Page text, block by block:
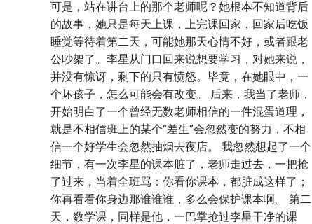
可是，站在讲台上的那个老师呢？她根本不知道背后
的故事，她只是每天上课，上完课回家，回家后吃饭
睡觉等待着第二天，可能她那天心情不好，或者跟老
公吵架了。李星从门口回来说想要学习，对她来说，
并没有惊讶，剩下的只有愤怒。毕竟，在她眼中，一
个坏孩子，怎么可能会有改变。 后来，我当了老师，
开始明白了一个曾经无数老师相信的一件混蛋道理，
就是不相信班上的某个“差生”会忽然变的努力，不相
信一个好学生会忽然抽烟去夜店。 我忽然想起了一个
细节，有一次李星的课本脏了，老师走过去，一把抢
了过来，当着全班骂：你看你课本，都脏成这样了；
你再看看你身边那谁谁谁，多么会保护课本啊。 第二
天，数学课，同样是他，一巴掌抢过李星干净的课